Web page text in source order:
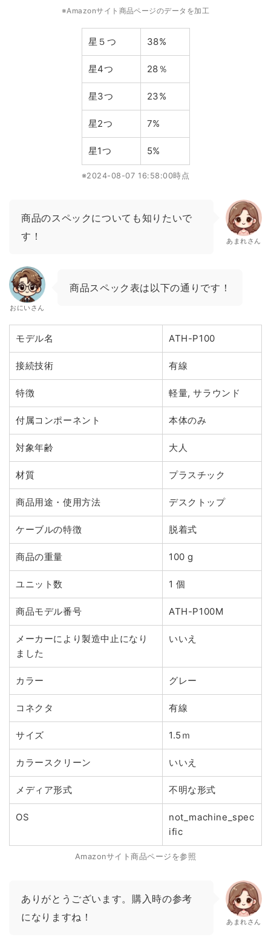
※Amazonサイト商品ページのデータを加工
星５つ 38%
星4つ 28％
星3つ 23%
星2つ 7%
星1つ 5%
※2024-08-07 16:58:00時点
商品のスペックについても知りたいで
す！
あまれさん
おにいさん
商品スペック表は以下の通りです！
モデル名 ATH-P100
接続技術 有線
特徴 軽量, サラウンド
付属コンポーネント 本体のみ
対象年齢 大人
材質 プラスチック
商品用途・使用方法 デスクトップ
ケーブルの特徴 脱着式
商品の重量 100 g
ユニット数 1 個
商品モデル番号 ATH-P100M
メーカーにより製造中止になり
ました
いいえ
カラー グレー
コネクタ 有線
サイズ 1.5ｍ
カラースクリーン いいえ
メディア形式 不明な形式
OS
not_machine_spec
ific
Amazonサイト商品ページを参照
ありがとうございます。購入時の参考
になりますね！
あまれさん